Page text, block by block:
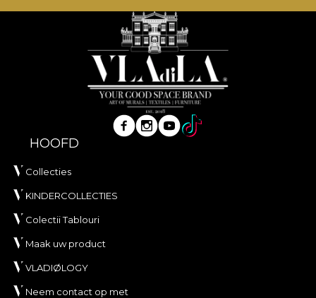
HOOFD
Collecties
KINDERCOLLECTIES
Colectii Tablouri
Maak uw product
VLADIØLOGY
Neem contact op met